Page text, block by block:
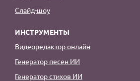
Слайд-шоу
ИНСТРУМЕНТЫ
Видеоредактор онлайн
Генератор песен ИИ
Генератор стихов ИИ